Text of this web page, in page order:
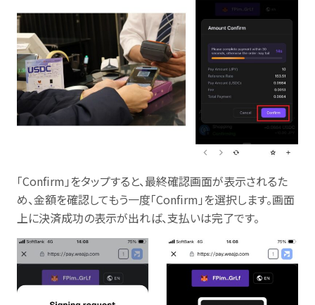
「Confirm」をタップすると、最終確認画面が表示されるた
め、金額を確認してもう一度「Confirm」を選択します。画面
上に決済成功の表示が出れば、支払いは完了です。